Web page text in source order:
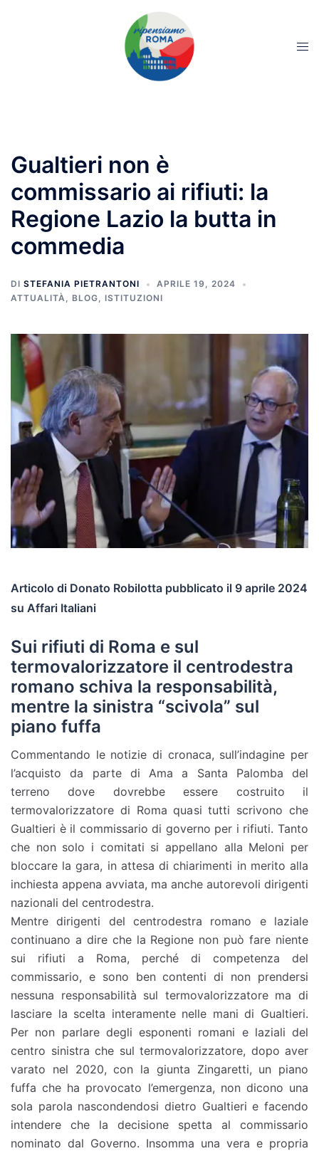
Gualtieri non è
commissario ai rifiuti: la
Regione Lazio la butta in
commedia
DI STEFANIA PIETRANTONI
APRILE 19, 2024
ATTUALITÀ, BLOG, ISTITUZIONI
Articolo di Donato Robilotta pubblicato il 9 aprile 2024
su Affari Italiani
Sui rifiuti di Roma e sul
termovalorizzatore il centrodestra
romano schiva la responsabilità,
mentre la sinistra “scivola” sul
piano fuffa
Commentando le notizie di cronaca, sull’indagine per
l’acquisto da parte di Ama a Santa Palomba del
terreno dove dovrebbe essere costruito il
termovalorizzatore di Roma quasi tutti scrivono che
Gualtieri è il commissario di governo per i rifiuti. Tanto
che non solo i comitati si appellano alla Meloni per
bloccare la gara, in attesa di chiarimenti in merito alla
inchiesta appena avviata, ma anche autorevoli dirigenti
nazionali del centrodestra.
Mentre dirigenti del centrodestra romano e laziale
continuano a dire che la Regione non può fare niente
sui rifiuti a Roma, perché di competenza del
commissario, e sono ben contenti di non prendersi
nessuna responsabilità sul termovalorizzatore ma di
lasciare la scelta interamente nelle mani di Gualtieri.
Per non parlare degli esponenti romani e laziali del
centro sinistra che sul termovalorizzatore, dopo aver
varato nel 2020, con la giunta Zingaretti, un piano
fuffa che ha provocato l’emergenza, non dicono una
sola parola nascondendosi dietro Gualtieri e facendo
intendere che la decisione spetta al commissario
nominato dal Governo. Insomma una vera e propria